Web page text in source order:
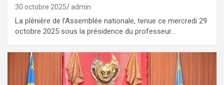
30 octobre 2025 admin
La plénière de l’Assemblée nationale, tenue ce mercredi 29
octobre 2025 sous la présidence du professeur…